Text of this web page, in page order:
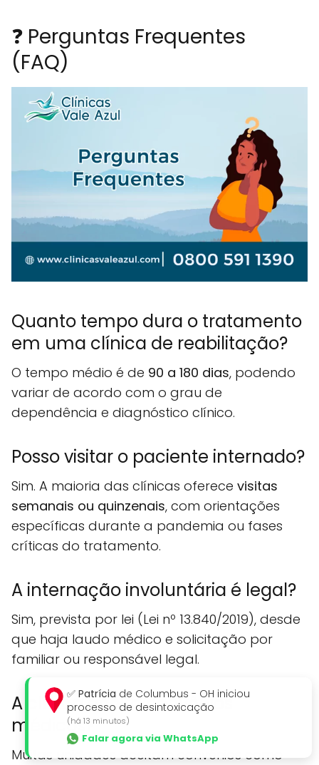
❓ Perguntas Frequentes
(FAQ)
Quanto tempo dura o tratamento
em uma clínica de reabilitação?
O tempo médio é de 90 a 180 dias, podendo
variar de acordo com o grau de
dependência e diagnóstico clínico.
Posso visitar o paciente internado?
Sim. A maioria das clínicas oferece visitas
semanais ou quinzenais, com orientações
específicas durante a pandemia ou fases
críticas do tratamento.
A internação involuntária é legal?
Sim, prevista por lei (Lei nº 13.840/2019), desde
que haja laudo médico e solicitação por
familiar ou responsável legal.
A clínica aceita convênios
médicos?
Muitas unidades aceitam convênios como
✅ Patrícia de Columbus - OH iniciou
processo de desintoxicação
(há 13 minutos)
Falar agora via WhatsApp